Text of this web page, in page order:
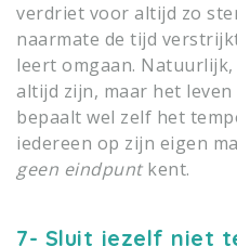
verdriet voor altijd zo
naarmate de tijd
leert omgaan.
altijd zijn, maar het
bepaalt wel zelf het
iedereen op zijn eigen
geen eindpuntkent.
7- Sluit jezelf niet